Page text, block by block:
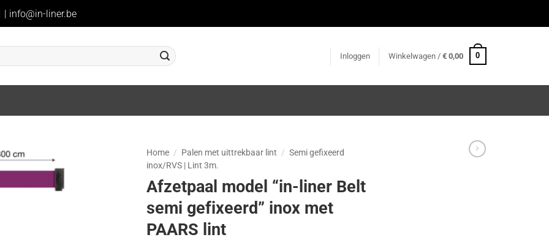
| info@in-liner.be
Inloggen Winkelwagen / €0,00 0
Home / Palen met uittrekbaar lint / Semi gefixeerd
inox/RVS | Lint 3m.
Afzetpaal model “in-liner Belt
semi gefixeerd” inox met
PAARS lint